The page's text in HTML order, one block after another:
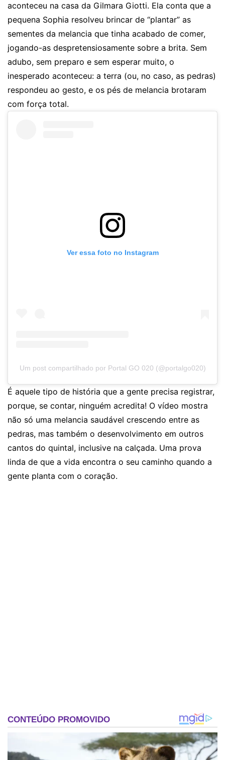
aconteceu na casa da Gilmara Giotti. Ela conta que a
pequena Sophia resolveu brincar de “plantar” as
sementes da melancia que tinha acabado de comer,
jogando-as despretensiosamente sobre a brita. Sem
adubo, sem preparo e sem esperar muito, o
inesperado aconteceu: a terra (ou, no caso, as pedras)
respondeu ao gesto, e os pés de melancia brotaram
com força total.
Ver essa foto no Instagram
Um post compartilhado por Portal GO 020 (@portalgo020)
É aquele tipo de história que a gente precisa registrar,
porque, se contar, ninguém acredita! O vídeo mostra
não só uma melancia saudável crescendo entre as
pedras, mas também o desenvolvimento em outros
cantos do quintal, inclusive na calçada. Uma prova
linda de que a vida encontra o seu caminho quando a
gente planta com o coração.